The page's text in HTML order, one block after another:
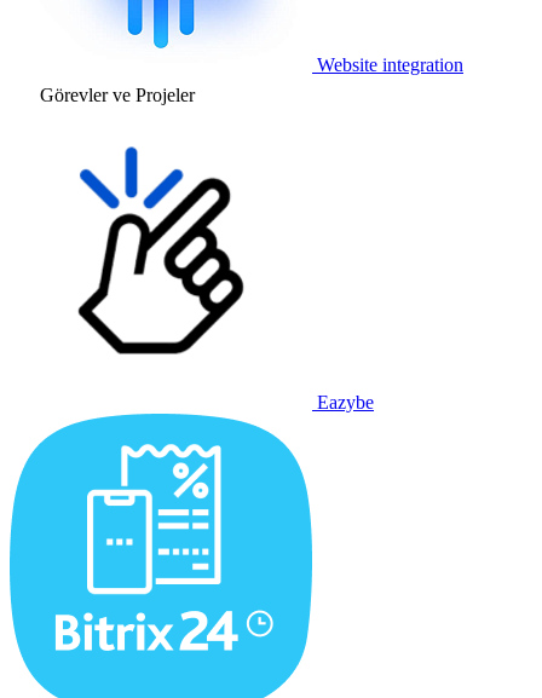
Website integration
Görevler ve Projeler
Eazybe